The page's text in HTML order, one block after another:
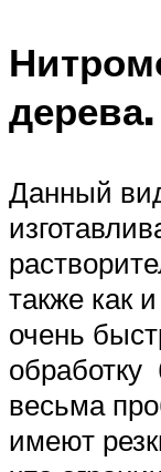
дерева.
Данный
также как
очень
обработку
весьма
имеют